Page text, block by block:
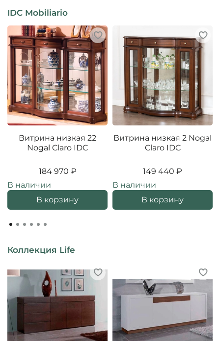
IDC Mobiliario
Витрина низкая 22
Nogal Claro IDC
184 970 ₽
В наличии
В корзину
Витрина низкая 2 Nogal
Claro IDC
149 440 ₽
В наличии
В корзину
Коллекция Life